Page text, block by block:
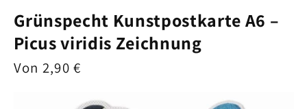
Grünspecht Kunstpostkarte A6 –
Picus viridis Zeichnung
Normaler
Von 2,90 €